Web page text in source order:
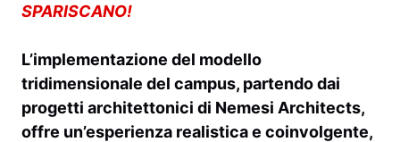
SPARISCANO!
L’implementazione del modello
tridimensionale del campus, partendo dai
progetti architettonici di Nemesi Architects,
offre un’esperienza realistica e coinvolgente,